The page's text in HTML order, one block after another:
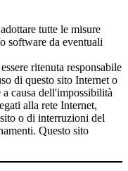
tutte le misure
software da eventuali
ritenuta responsabile
di questo sito Internet o
causa dell'impossibilità
alla rete Internet,
o di interruzioni del
Questo sito